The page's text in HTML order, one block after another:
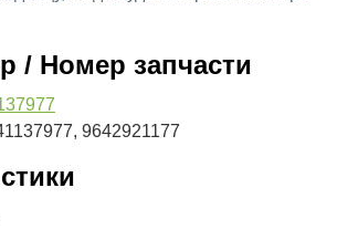
/ Номер запчасти
9642921177